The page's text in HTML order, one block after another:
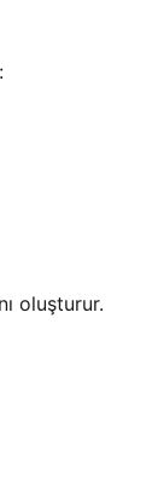
oluşturur.